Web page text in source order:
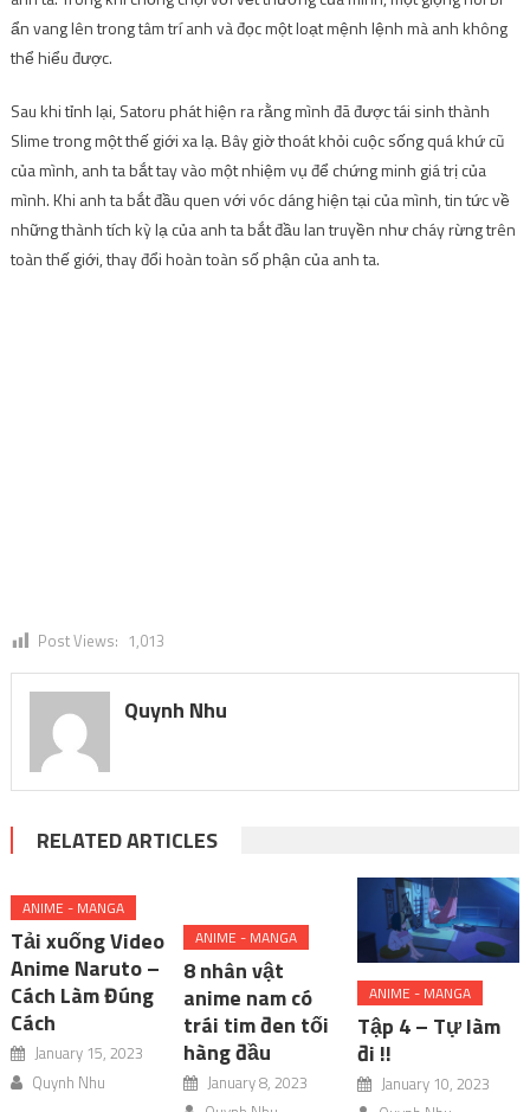
ẩn vang lên trong tâm trí anh và đọc một loạt mệnh lệnh mà anh không
thể hiểu được.
Sau khi tỉnh lại, Satoru phát hiện ra rằng mình đã được tái sinh thành
Slime trong một thế giới xa lạ. Bây giờ thoát khỏi cuộc sống quá khứ cũ
của mình, anh ta bắt tay vào một nhiệm vụ để chứng minh giá trị của
mình. Khi anh ta bắt đầu quen với vóc dáng hiện tại của mình, tin tức về
những thành tích kỳ lạ của anh ta bắt đầu lan truyền như cháy rừng trên
toàn thế giới, thay đổi hoàn toàn số phận của anh ta.
Post Views: 1,013
Quynh Nhu
RELATED ARTICLES
ANIME - MANGA
Tải xuống Video
Anime Naruto –
Cách Làm Đúng
Cách
January 15, 2023
Quynh Nhu
ANIME - MANGA
8 nhân vật
anime nam có
trái tim đen tối
hàng đầu
January 8, 2023
ANIME - MANGA
Tập 4 – Tự làm
đi !!
January 10, 2023